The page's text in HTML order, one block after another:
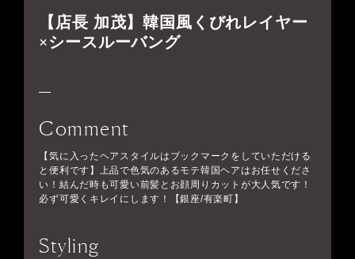
【店長 加茂】韓国風くびれレイヤー
×シースルーバング
Comment
【気に入ったヘアスタイルはブックマークをしていただける
と便利です】上品で色気のあるモテ韓国ヘアはお任せくださ
い！結んだ時も可愛い前髪とお顔周りカットが大人気です！
必ず可愛くキレイにします！【銀座/有楽町】
Styling